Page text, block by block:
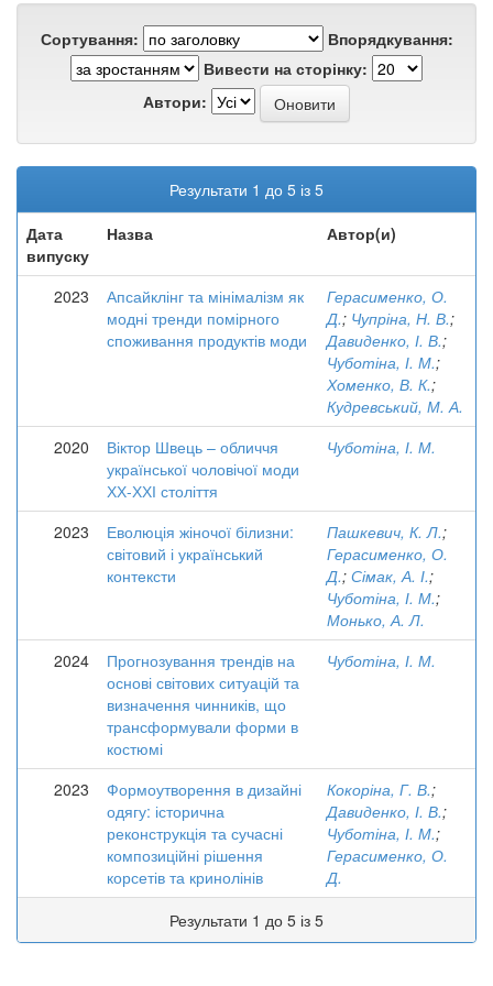
Сортування:
Впорядкування:
Вивести на сторінку:
Автори:
Результати 1 до 5 із 5
Дата
випуску
Назва Автор(и)
2023
Апсайклінг та мінімалізм як
модні тренди помірного
споживання продуктів моди
Герасименко, О.
Д.; Чупріна, Н. В.;
Давиденко, І. В.;
Чуботіна, І. М.;
Хоменко, В. К.;
Кудревський, М. А.
2020
Віктор Швець – обличчя
української чоловічої моди
ХХ-ХХІ століття
Чуботіна, І. М.
2023
Еволюція жіночої білизни:
світовий і український
контексти
Пашкевич, К. Л.;
Герасименко, О.
Д.; Сімак, А. І.;
Чуботіна, І. М.;
Монько, А. Л.
2024
Прогнозування трендів на
основі світових ситуацій та
визначення чинників, що
трансформували форми в
костюмі
Чуботіна, І. М.
2023
Формоутворення в дизайні
одягу: історична
реконструкція та сучасні
композиційні рішення
корсетів та кринолінів
Кокоріна, Г. В.;
Давиденко, І. В.;
Чуботіна, І. М.;
Герасименко, О.
Д.
Результати 1 до 5 із 5